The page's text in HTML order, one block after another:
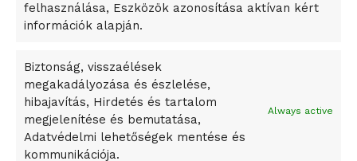
felhasználása, Eszközök azonosítása aktívan kért
információk alapján.
Biztonság, visszaélések
megakadályozása és észlelése,
hibajavítás, Hirdetés és tartalom
megjelenítése és bemutatása,
Adatvédelmi lehetőségek mentése és
kommunikációja.
Always active
A Vajdasági Magyar Szövetség államtitkárait kinevezték
Dzsingisz kán hódító hadjárata okozta
Kuramagomedov ötödik, Muszukajev elődöntős – Birkózó
világkupa